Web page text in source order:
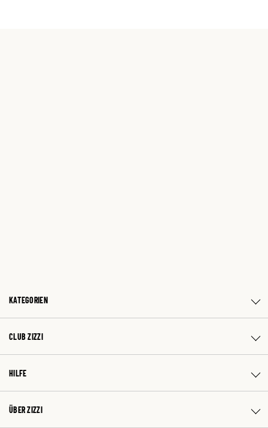
KATEGORIEN
CLUB ZIZZI
HILFE
ÜBER ZIZZI